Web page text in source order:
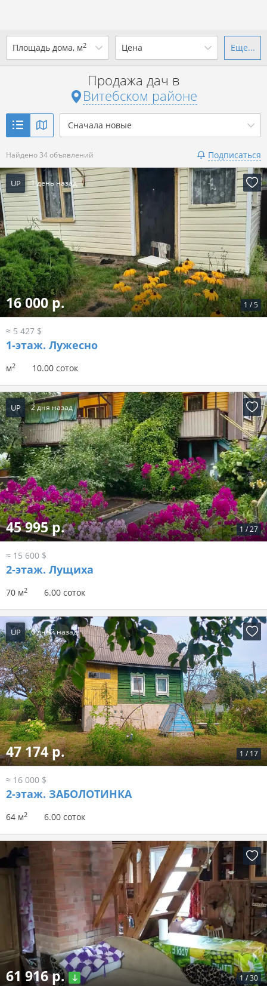
Площадь дома, м2
до
Показать 34 объявления
Цена
от до
р. за всё
Показать 34 объявления
Еще...
Продажа дач в
Витебском районе
Сначала новые
Найдено 34 объявлений Подписаться
UP 1 день назад
1 /5
16 000 р.
≈ 5 427 $
1-этаж. Лужесно
м2 10.00 соток
UP 2 дня назад
1 /27
45 995 р.
≈ 15 600 $
2-этаж. Лущиха
70 м2 6.00 соток
UP 6 дней назад
1 / 17
47 174 р.
≈ 16 000 $
2-этаж. ЗАБОЛОТИНКА
64 м2 6.00 соток
1 /30
61 916 р.
Ваш город -district Витебский
Да Выбрать город